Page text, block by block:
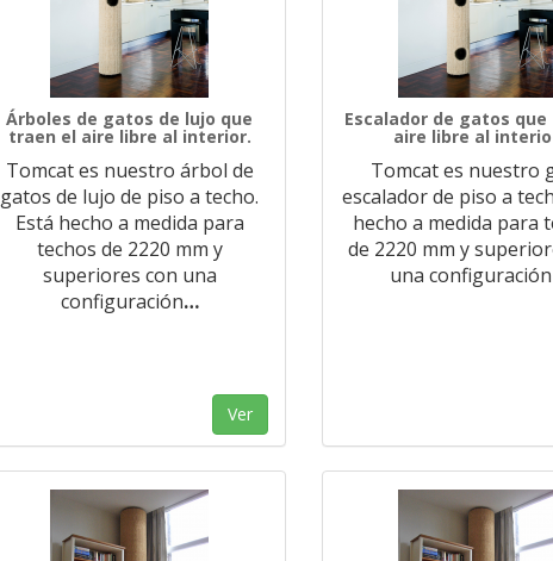
Árboles de gatos de lujo que
traen el aire libre al interior.
Tomcat es nuestro árbol de
gatos de lujo de piso a techo.
Está hecho a medida para
techos de 2220 mm y
superiores con una
configuración…
Ver
Escalador de gatos que
aire libre al
Tomcat es nuestro
escalador de piso a
hecho a medida para
de 2220 mm y
una configuración